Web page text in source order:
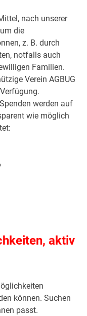
nach unserer
die
z. B. durch
notfalls auch
Familien.
Verein AGBUG
werden auf
wie möglich
aktiv
können. Suchen
passt.